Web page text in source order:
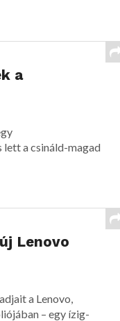
a
a csináld-magad
Lenovo
a Lenovo,
– egy ízig-